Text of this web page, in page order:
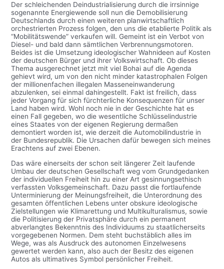
Der schleichenden Deindustrialisierung durch die irrsinnige
sogenannte Energiewende soll nun die Demobilisierung
Deutschlands durch einen weiteren planwirtschaftlich
orchestrierten Prozess folgen, den uns die etablierte Politik als
“Mobilitätswende” verkaufen will. Gemeint ist ein Verbot von
Diesel- und bald dann sämtlichen Verbrennungsmotoren.
Beides ist die Umsetzung ideologischer Wahnideen auf Kosten
der deutschen Bürger und ihrer Volkswirtschaft. Ob dieses
Thema ausgerechnet jetzt mit viel Bohai auf die Agenda
gehievt wird, um von den nicht minder katastrophalen Folgen
der millionenfachen illegalen Masseneinwanderung
abzulenken, sei einmal dahingestellt. Fakt ist freilich, dass
jeder Vorgang für sich fürchterliche Konsequenzen für unser
Land haben wird. Wohl noch nie in der Geschichte hat es
einen Fall gegeben, wo die wesentliche Schlüsselindustrie
eines Staates von der eigenen Regierung dermaßen
demontiert worden ist, wie derzeit die Automobilindustrie in
der Bundesrepublik. Die Ursachen dafür bewegen sich meines
Erachtens auf zwei Ebenen.
Das wäre einerseits der schon seit längerer Zeit laufende
Umbau der deutschen Gesellschaft weg vom Grundgedanken
der individuellen Freiheit hin zu einer Art gesinnungsethisch
verfassten Volksgemeinschaft. Dazu passt die fortlaufende
Unterminierung der Meinungsfreiheit, die Unterordnung des
gesamten öffentlichen Lebens unter obskure ideologische
Zielstellungen wie Klimarettung und Multikulturalismus, sowie
die Politisierung der Privatsphäre durch ein permanent
abverlangtes Bekenntnis des Individuums zu staatlicherseits
vorgegebenen Normen. Dem steht buchstäblich alles im
Wege, was als Ausdruck des autonomen Einzelwesens
gewertet werden kann, also auch der Besitz des eigenen
Autos als ultimatives Symbol persönlicher Freiheit.